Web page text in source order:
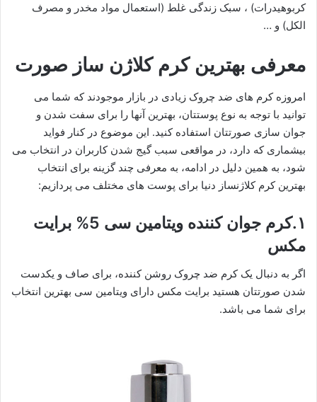
کربوهیدرات) ، سبک زندگی غلط (استعمال مواد مخدر و مصرف
الکل) و …
معرفی بهترین کرم کلاژن ساز صورت
امروزه کرم های ضد چروک زیادی در بازار موجودند که شما می
توانید با توجه به نوع پوستتان، بهترین آنها را برای سفت شدن و
جوان سازی صورتتان استفاده کنید. این موضوع در کنار فواید
بیشماری که دارد، در مواقعی سبب گیج شدن کاربران در انتخاب می
شود، به همین دلیل در ادامه، به معرفی چند گزینه برای انتخاب
بهترین کرم کلاژنساز دنیا برای پوست های مختلف می پردازیم:
۱.کرم جوان کننده ویتامین سی 5% برایت
مکس
اگر به دنبال یک کرم ضد چروک روشن کننده، برای صاف و یکدست
شدن صورتتان هستید برایت مکس دارای ویتامین سی بهترین انتخاب
برای شما می باشد.